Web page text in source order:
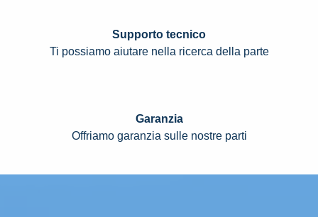
Supporto tecnico
Ti possiamo aiutare nella ricerca della parte
Garanzia
Offriamo garanzia sulle nostre parti